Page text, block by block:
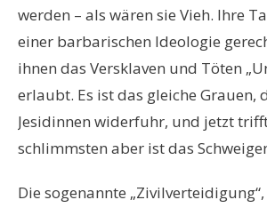
werden – als wären sie Vieh. Ihre
einer barbarischen Ideologie
ihnen das Versklaven und Töten
erlaubt. Es ist das gleiche Grauen,
Jesidinnen widerfuhr, und jetzt
schlimmsten aber ist das
Die sogenannte